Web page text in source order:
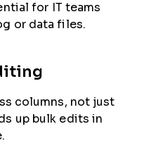
for IT teams
or data files.
columns, not just
up bulk edits in